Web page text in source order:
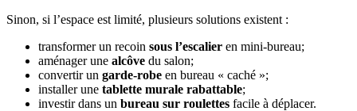
Sinon, si l’espace est limité, plusieurs solutions existent :
transformer un recoin sous l’escalier en mini-bureau;
aménager une alcôve du salon;
convertir un garde-robe en bureau « caché »;
installer une tablette murale rabattable;
investir dans un bureau sur roulettes facile à déplacer.